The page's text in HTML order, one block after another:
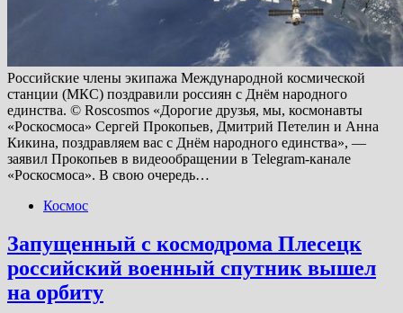
Российские члены экипажа Международной космической
станции (МКС) поздравили россиян с Днём народного
единства. © Roscosmos «Дорогие друзья, мы, космонавты
«Роскосмоса» Сергей Прокопьев, Дмитрий Петелин и Анна
Кикина, поздравляем вас с Днём народного единства», —
заявил Прокопьев в видеообращении в Telegram-канале
«Роскосмоса». В свою очередь…
Космос
Запущенный с космодрома Плесецк
российский военный спутник вышел
на орбиту